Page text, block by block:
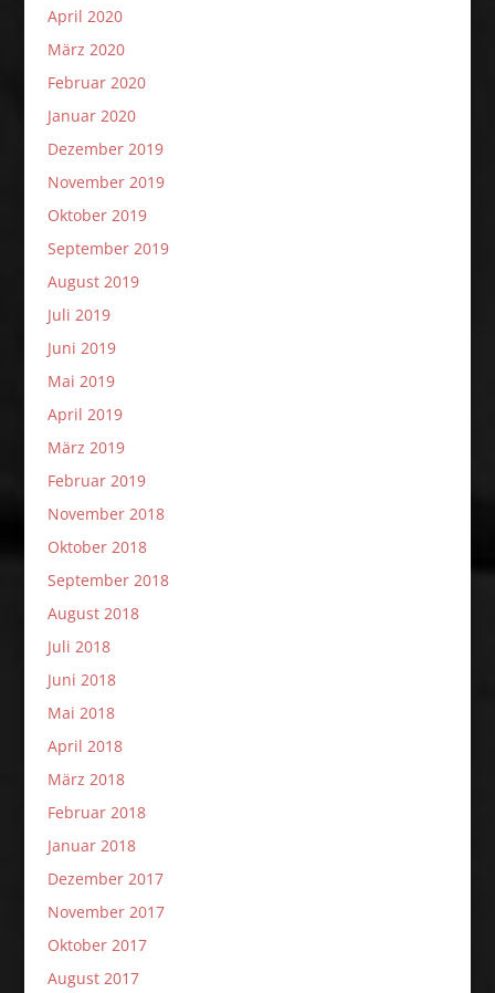
April 2020
März 2020
Februar 2020
Januar 2020
Dezember 2019
November 2019
Oktober 2019
September 2019
August 2019
Juli 2019
Juni 2019
Mai 2019
April 2019
März 2019
Februar 2019
November 2018
Oktober 2018
September 2018
August 2018
Juli 2018
Juni 2018
Mai 2018
April 2018
März 2018
Februar 2018
Januar 2018
Dezember 2017
November 2017
Oktober 2017
August 2017